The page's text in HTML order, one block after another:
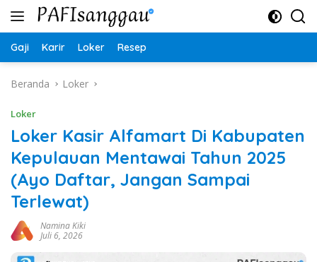
Langsung
Gaji Karir Loker Resep
Beranda Loker
Loker
Loker Kasir Alfamart Di Kabupaten
Kepulauan Mentawai Tahun 2025
(Ayo Daftar, Jangan Sampai
Terlewat)
Namina Kiki
Juli 6, 2026